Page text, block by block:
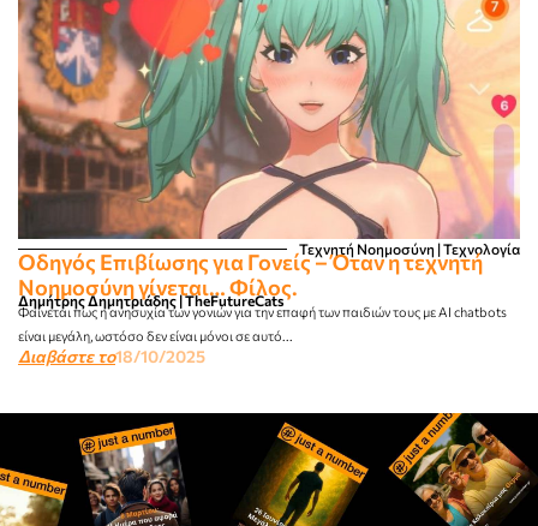
Τεχνητή Νοημοσύνη | Τεχνολογία
Οδηγός Επιβίωσης για Γονείς – Όταν η τεχνητή
Νοημοσύνη γίνεται… Φίλος.
Δημήτρης Δημητριάδης | TheFutureCats
Φαίνεται πως η ανησυχία των γονιών για την επαφή των παιδιών τους με ΑΙ chatbots
είναι μεγάλη, ωστόσο δεν είναι μόνοι σε αυτό...
Διαβάστε το18/10/2025